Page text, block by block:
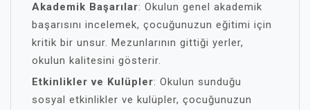
Akademik Başarılar: Okulun genel akademik
başarısını incelemek, çocuğunuzun eğitimi için
kritik bir unsur. Mezunlarının gittiği yerler,
okulun kalitesini gösterir.
Etkinlikler ve Kulüpler: Okulun sunduğu
sosyal etkinlikler ve kulüpler, çocuğunuzun